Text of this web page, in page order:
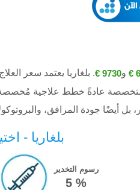
و9730 €
. بلغاريا يعتمد سعر
عادةً خطط علاجية
بلغاريا -
رسوم التخدير
5 %